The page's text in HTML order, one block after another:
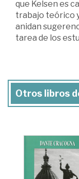
que Kelsen es
trabajo teórico
anidan
tarea de los
Otros libros